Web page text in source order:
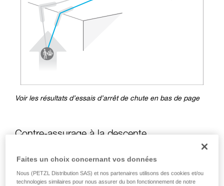
Voir les résultats d’essais d’arrêt de chute en bas de page
Contre-assurage à la descente
À la descente, il y a deux cas différents pour le contre-
assurage :
Faites un choix concernant vos données
Nous (PETZL Distribution SAS) et nos partenaires utilisons des cookies et/ou
technologies similaires pour nous assurer du bon fonctionnement de notre